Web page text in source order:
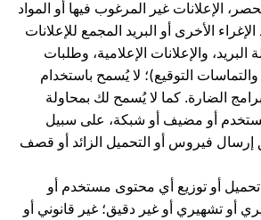
الإعلانات غير المرغوب فيها أو المواد
الإغراء الأخرى أو البريد المجمع للإعلانات
البريد، والإعلانات الإعلامية، وطلبات
والتماسات التوقيع)؛ لا يُسمح باستخدام
الضارة. كما لا يُسمح لك بمحاولة
أو مضيف أو شبكة، على سبيل
فيروس أو التحميل الزائد أو قصف
أو توزيع أي محتوى مستخدم أو
أو تشهيري أو غير دقيق؛ غير قانوني أو